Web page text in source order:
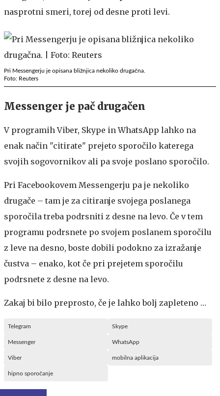
nasprotni smeri, torej od desne proti levi.
Pri Messengerju je opisana bližnjica nekoliko drugačna.
Foto: Reuters
Messenger je pač drugačen
V programih Viber, Skype in WhatsApp lahko na
enak način "citirate" prejeto sporočilo katerega
svojih sogovornikov ali pa svoje poslano sporočilo.
Pri Facebookovem Messengerju pa je nekoliko
drugače – tam je za citiranje svojega poslanega
sporočila treba podrsniti z desne na levo. Če v tem
programu podrsnete po svojem poslanem sporočilu
z leve na desno, boste dobili podokno za izražanje
čustva – enako, kot če pri prejetem sporočilu
podrsnete z desne na levo.
Zakaj bi bilo preprosto, če je lahko bolj zapleteno …
Telegram Skype
Messenger WhatsApp
Viber mobilna aplikacija
hipno sporočanje